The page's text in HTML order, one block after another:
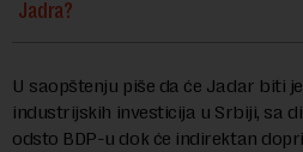
Jadra?
U saopštenju piše da će Jadar biti
industrijskih investicija u Srbiji, sa
odsto BDP-u dok će indirektan